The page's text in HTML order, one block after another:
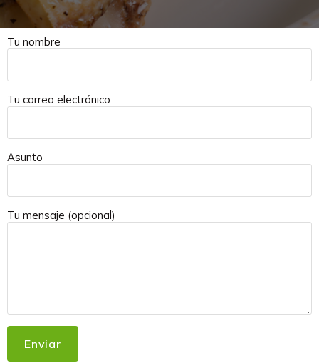
Tu nombre
Tu correo electrónico
Asunto
Tu mensaje (opcional)